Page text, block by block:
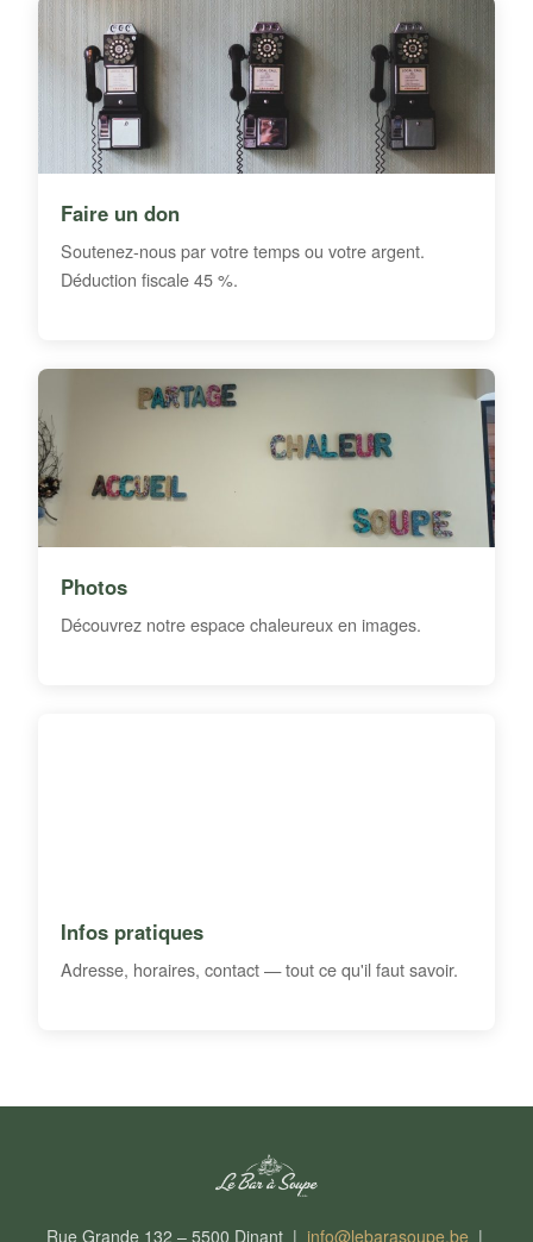
Faire un don
Soutenez-nous par votre temps ou votre argent.
Déduction fiscale 45 %.
Photos
Découvrez notre espace chaleureux en images.
Infos pratiques
Adresse, horaires, contact — tout ce qu'il faut savoir.
Rue Grande 132 – 5500 Dinant | info@lebarasoupe.be|